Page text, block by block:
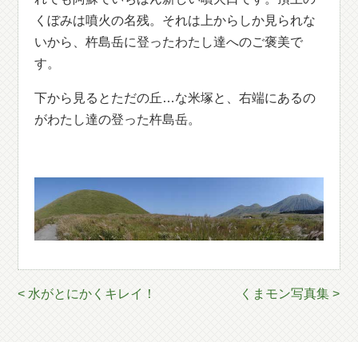
くぼみは噴火の名残。それは上からしか見られな
いから、杵島岳に登ったわたし達へのご褒美で
す。
下から見るとただの丘…な米塚と、右端にあるの
がわたし達の登った杵島岳。
< 水がとにかくキレイ！ くまモン写真集 >